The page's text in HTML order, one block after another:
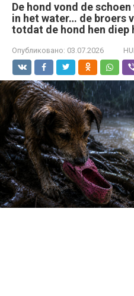
De hond vond de
in het water… de broers
totdat de hond hen diep
Опубликовано: 03.07.2026